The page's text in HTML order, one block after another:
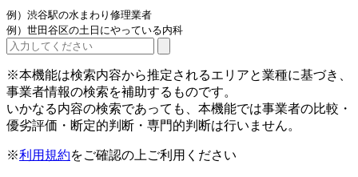
例）渋谷駅の水まわり修理業者
例）世田谷区の土日にやっている内科
※本機能は検索内容から推定されるエリアと業種に基づき、
事業者情報の検索を補助するものです。
いかなる内容の検索であっても、本機能では事業者の比較・
優劣評価・断定的判断・専門的判断は行いません。
※利用規約をご確認の上ご利用ください